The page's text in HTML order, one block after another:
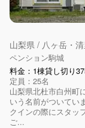
山梨県 / 八ヶ岳・
ペンション駒城
料金：1棟貸し切り
定員：25名
山梨県北杜市白州町
いう名前がついてい
クインの際にスタッ
ご...